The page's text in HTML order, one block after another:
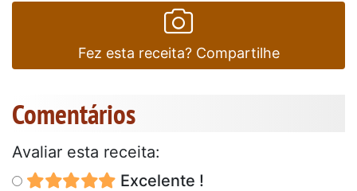
Fez esta receita? Compartilhe
Comentários
Avaliar esta receita:
Excelente !